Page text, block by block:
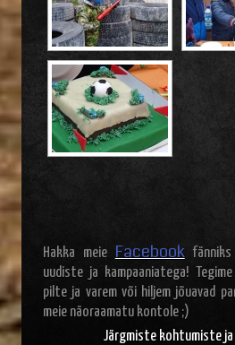
Hakka meie Facebookfänniks
uudiste ja kampaaniatega!
pilte ja varem või hiljem jõuavad
meie näoraamatu kontole ;)
Järgmiste kohtumiste